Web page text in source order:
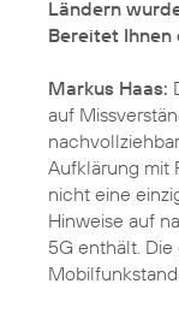
Ländern
Bereitet Ihnen
Markus Haas:
auf
Aufklärung mit
nicht eine
Hinweise auf
5G enthält.